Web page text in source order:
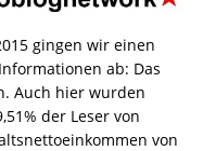
gingen wir einen
ab: Das
Auch hier wurden
der Leser von
von